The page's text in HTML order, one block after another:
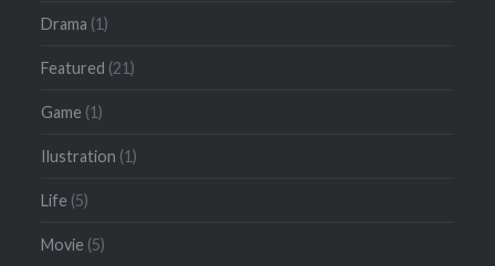
Drama (1)
Featured (21)
Game (1)
Ilustration (1)
Life (5)
Movie (5)